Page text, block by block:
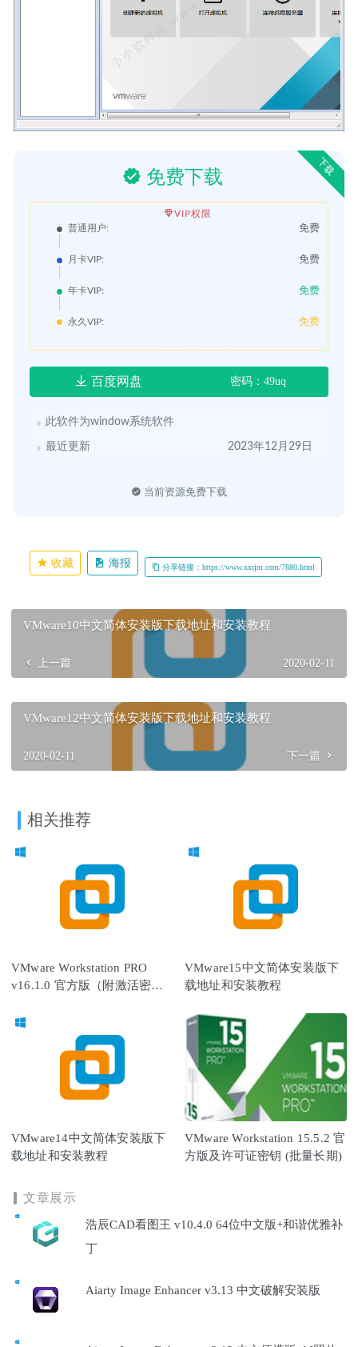
下载
免费下载
VIP权限
普通用户:
免费
月卡VIP: 免费
年卡VIP: 免费
永久VIP: 免费
百度网盘 密码：49uq
此软件为window系统软件
最近更新 2023年12月29日
当前资源免费下载
收藏 海报 分享链接：https://www.xxrjm.com/7880.html
VMware10中文简体安装版下载地址和安装教程
上一篇 2020-02-11
VMware12中文简体安装版下载地址和安装教程
2020-02-11 下一篇
相关推荐
VMware Workstation PRO
v16.1.0 官方版（附激活密钥
VMware15中文简体安装版下
载地址和安装教程
VMware14中文简体安装版下
载地址和安装教程
VMware Workstation 15.5.2 官
方版及许可证密钥 (批量长期)
文章展示
浩辰CAD看图王 v10.4.0 64位中文版+和谐优雅补
丁
Aiarty Image Enhancer v3.13 中文破解安装版